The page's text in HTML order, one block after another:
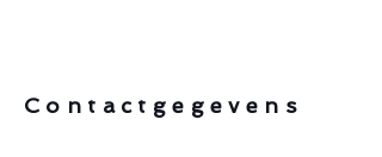
Contactgegevens